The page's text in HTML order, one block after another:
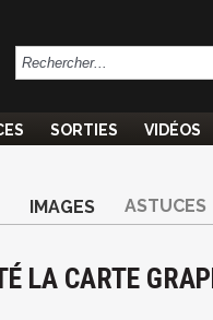
SORTIES VIDÉOS
IMAGES ASTUCES
LA CARTE